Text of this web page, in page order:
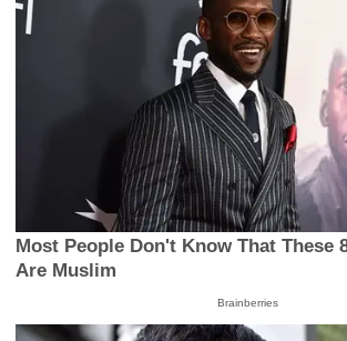
Most People Don't Know That These
Are Muslim
Brainberries